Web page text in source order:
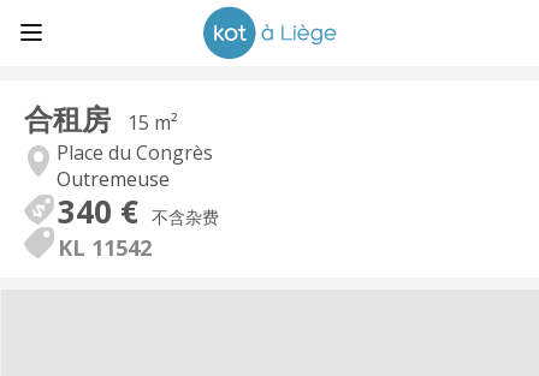
合租房
15 m²
Place du Congrès
Outremeuse
340 € 不含杂费
KL 11542